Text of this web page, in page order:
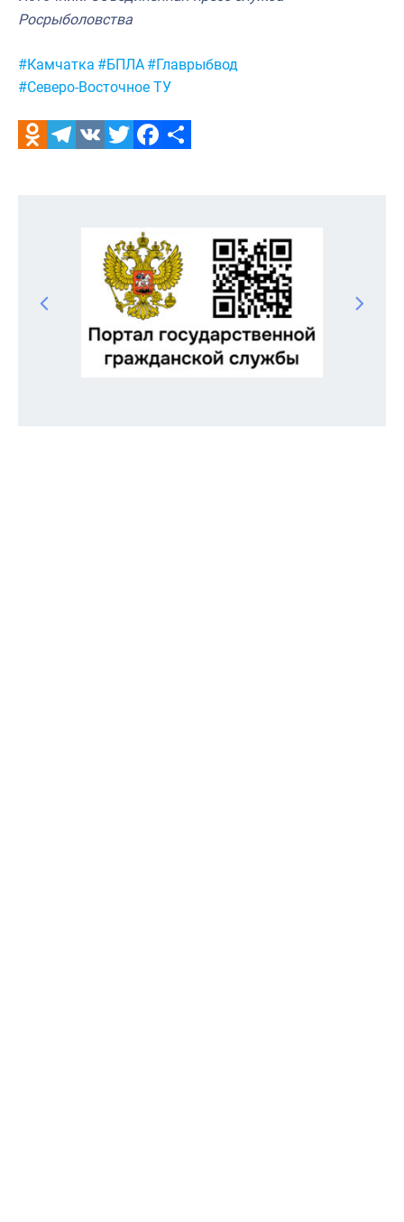
Росрыболовства
Метки:
#Камчатка #БПЛА #Главрыбвод
#Северо-Восточное ТУ